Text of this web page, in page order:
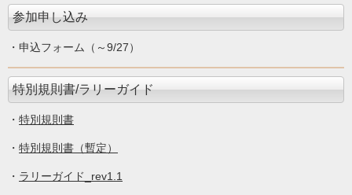
参加申し込み
・申込フォーム（～9/27）
特別規則書/ラリーガイド
・ 特別規則書
・ 特別規則書（暫定）
・ ラリーガイド_rev1.1